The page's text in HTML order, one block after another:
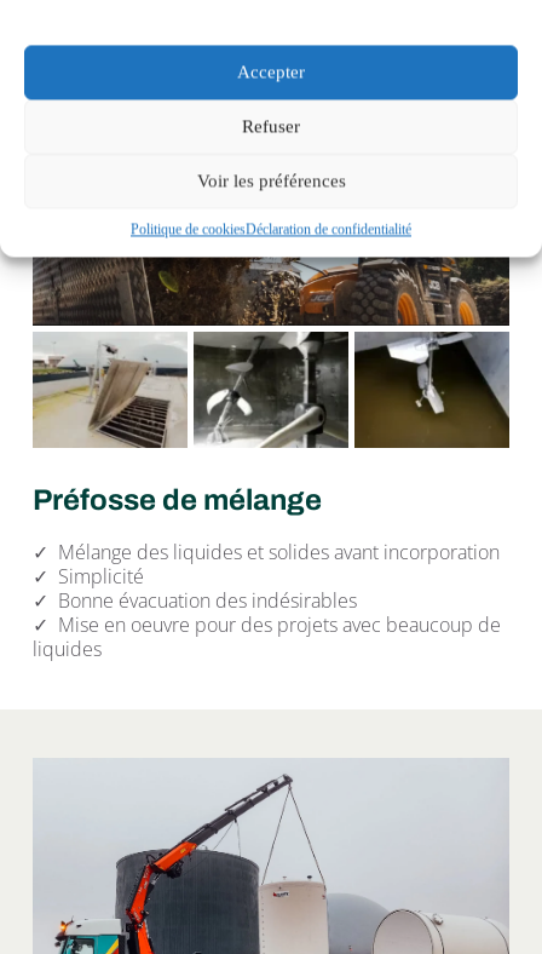
Accepter
Refuser
Voir les préférences
Politique de cookiesDéclaration de confidentialité
Préfosse de mélange
✓  Mélange des liquides et solides avant incorporation
✓  Simplicité
✓  Bonne évacuation des indésirables
✓  Mise en oeuvre pour des projets avec beaucoup de
liquides